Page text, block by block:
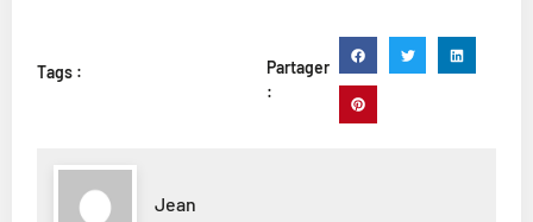
Tags :
Partager
:
Jean